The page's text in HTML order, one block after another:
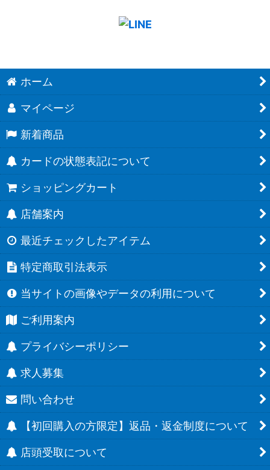
ホーム
マイページ
新着商品
カードの状態表記について
ショッピングカート
店舗案内
最近チェックしたアイテム
特定商取引法表示
当サイトの画像やデータの利用について
ご利用案内
プライバシーポリシー
求人募集
問い合わせ
【初回購入の方限定】返品・返金制度について
店頭受取について